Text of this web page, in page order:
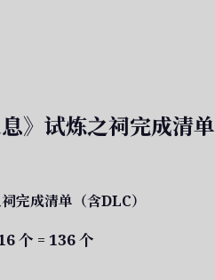
》试炼之祠完成清单
完成清单（含DLC）
个 = 136 个